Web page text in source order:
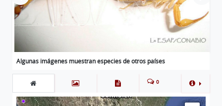
Algunas imágenes muestran especies de otros países
0